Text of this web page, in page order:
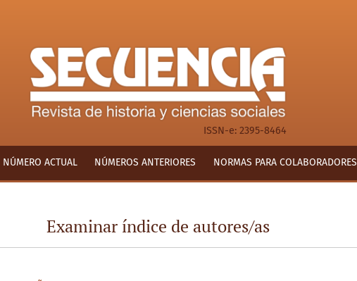
ISSN-e: 2395-8464
NÚMERO ACTUAL NÚMEROS ANTERIORES NORMAS PARA COLABORADORES
Examinar índice de autores/as